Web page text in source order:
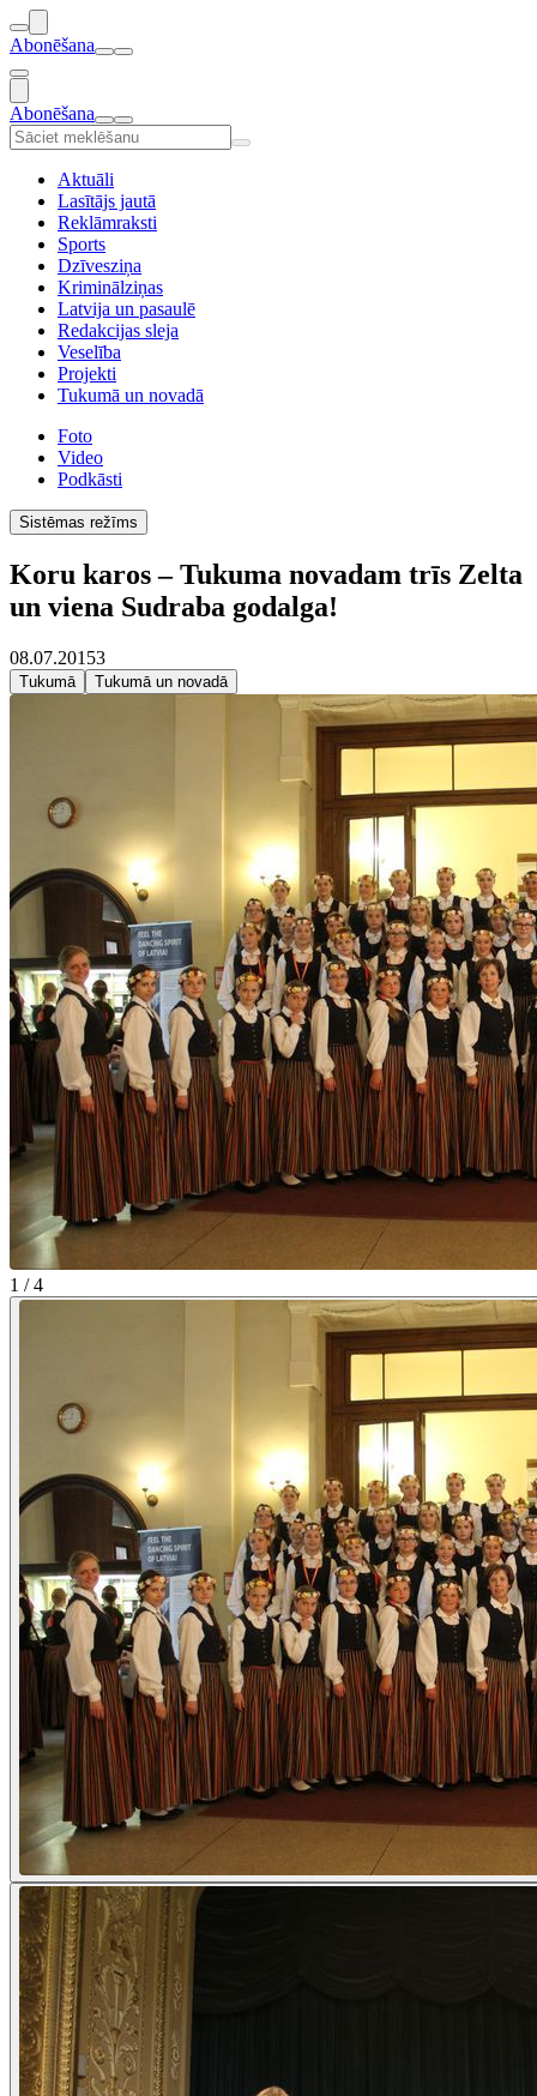
Abonēšana
Abonēšana
Aktuāli
Lasītājs jautā
Reklāmraksti
Sports
Dzīvesziņa
Kriminālziņas
Latvija un pasaulē
Redakcijas sleja
Veselība
Projekti
Tukumā un novadā
Foto
Video
Podkāsti
Sistēmas režīms
Koru karos – Tukuma novadam trīs Zelta
un viena Sudraba godalga!
08.07.20153
Tukumā Tukumā un novadā
1 / 4